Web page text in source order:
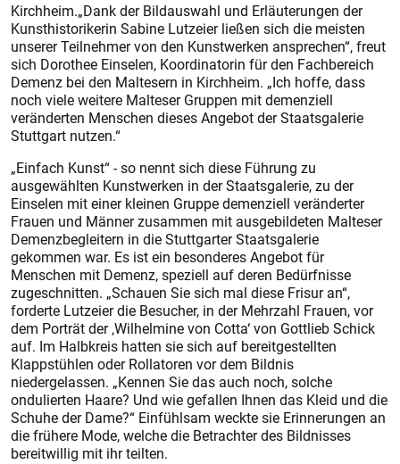
Kirchheim.„Dank der Bildauswahl und Erläuterungen der
Kunsthistorikerin Sabine Lutzeier ließen sich die meisten
unserer Teilnehmer von den Kunstwerken ansprechen“, freut
sich Dorothee Einselen, Koordinatorin für den Fachbereich
Demenz bei den Maltesern in Kirchheim. „Ich hoffe, dass
noch viele weitere Malteser Gruppen mit demenziell
veränderten Menschen dieses Angebot der Staatsgalerie
Stuttgart nutzen.“
„Einfach Kunst“ - so nennt sich diese Führung zu
ausgewählten Kunstwerken in der Staatsgalerie, zu der
Einselen mit einer kleinen Gruppe demenziell veränderter
Frauen und Männer zusammen mit ausgebildeten Malteser
Demenzbegleitern in die Stuttgarter Staatsgalerie
gekommen war. Es ist ein besonderes Angebot für
Menschen mit Demenz, speziell auf deren Bedürfnisse
zugeschnitten. „Schauen Sie sich mal diese Frisur an“,
forderte Lutzeier die Besucher, in der Mehrzahl Frauen, vor
dem Porträt der ‚Wilhelmine von Cotta‘ von Gottlieb Schick
auf. Im Halbkreis hatten sie sich auf bereitgestellten
Klappstühlen oder Rollatoren vor dem Bildnis
niedergelassen. „Kennen Sie das auch noch, solche
ondulierten Haare? Und wie gefallen Ihnen das Kleid und die
Schuhe der Dame?“ Einfühlsam weckte sie Erinnerungen an
die frühere Mode, welche die Betrachter des Bildnisses
bereitwillig mit ihr teilten.